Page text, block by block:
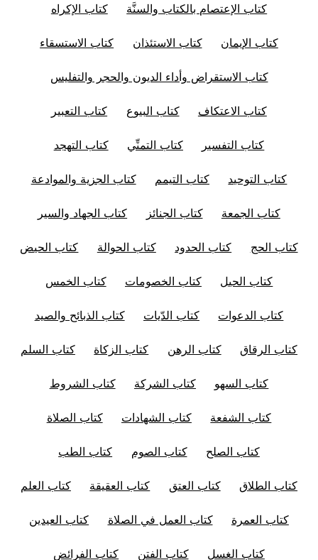
كتاب الإعتصام بالكتاب والسنَّة كتاب الإكراه
كتاب الإيمان كتاب الاستئذان كتاب الاستسقاء
كتاب الاستقراض وأداء الديون والحجر والتفليس
كتاب الاعتكاف كتاب البيوع كتاب التعبير
كتاب التفسير كتاب التمنِّي كتاب التهجد
كتاب التوحيد كتاب التيمم كتاب الجزية والموادعة
كتاب الجمعة كتاب الجنائز كتاب الجهاد والسير
كتاب الحج كتاب الحدود كتاب الحوالة كتاب الحيض
كتاب الحيل كتاب الخصومات كتاب الخمس
كتاب الدعوات كتاب الدّيات كتاب الذبائح والصيد
كتاب الرقاق كتاب الرهن كتاب الزكاة كتاب السلم
كتاب السهو كتاب الشركة كتاب الشروط
كتاب الشفعة كتاب الشهادات كتاب الصلاة
كتاب الصلح كتاب الصوم كتاب الطب
كتاب الطلاق كتاب العتق كتاب العقيقة كتاب العلم
كتاب العمرة كتاب العمل في الصلاة كتاب العيدين
كتاب الغسل كتاب الفتن كتاب الفرائض